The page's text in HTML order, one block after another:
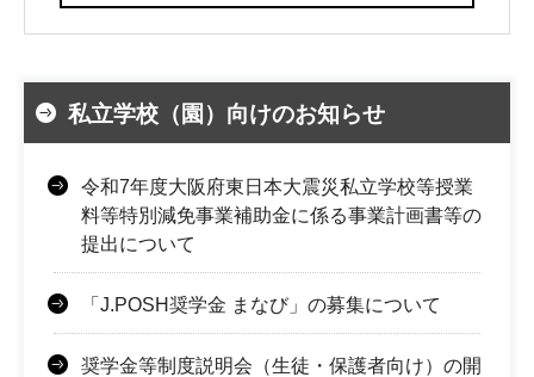
私立学校（園）向けのお知らせ
令和7年度大阪府東日本大震災私立学校等授業
料等特別減免事業補助金に係る事業計画書等の
提出について
「J.POSH奨学金 まなび」の募集について
奨学金等制度説明会（生徒・保護者向け）の開